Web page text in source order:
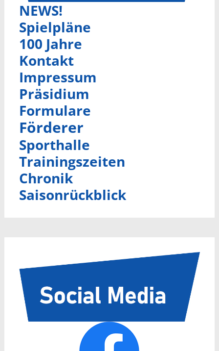
NEWS!
Spielpläne
100 Jahre
Kontakt
Impressum
Präsidium
Formulare
Förderer
Sporthalle
Trainingszeiten
Chronik
Saisonrückblick